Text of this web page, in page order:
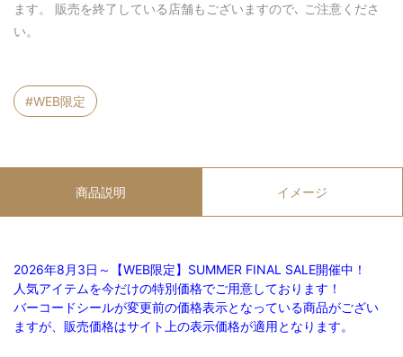
ます。 販売を終了している店舗もございますので､ ご注意くださ
い。
#WEB限定
商品説明 イメージ
2026年8月3日～【WEB限定】SUMMER FINAL SALE開催中！
人気アイテムを今だけの特別価格でご用意しております！
バーコードシールが変更前の価格表示となっている商品がござい
ますが、販売価格はサイト上の表示価格が適用となります。